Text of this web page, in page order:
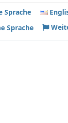
Sprache
Sprache